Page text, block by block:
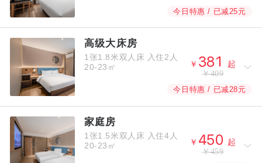
今日特惠 / 已减25元
高级大床房
1张1.8米双人床 入住2人
20-23㎡
￥  
起
￥409
今日特惠 / 已减28元
家庭房
1张1.5米双人床 入住4人
20-23㎡
￥ 
起
￥459